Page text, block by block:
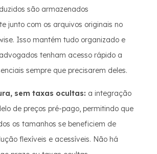
são armazenados
junto com os arquivos originais no
Isso mantém tudo organizado e
tenham acesso rápido a
sempre que precisarem deles.
sem taxas ocultas: a integração
de preços pré-pago, permitindo que
os tamanhos se beneficiem de
flexíveis e acessíveis. Não há